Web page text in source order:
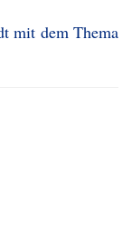
mit dem Thema